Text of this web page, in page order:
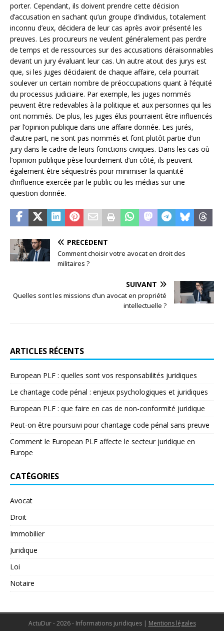
porter. Cependant, ils doivent prendre cette décision
d’accusation en sachant qu’un groupe d’individus, totalement
inconnu d’eux, décidera de leur cas après avoir présenté les
preuves. Les procureurs ne veulent généralement pas perdre
de temps et de ressources sur des accusations déraisonnables
devant un jury évaluant leur cas. Un autre atout des jurys est
que, si les juges décidaient de chaque affaire, cela pourrait
soulever un certain nombre de préoccupations quant à l’équité
du processus judiciaire. Par exemple, les juges nommés
peuvent être redevables à la politique et aux personnes qui les
ont nommés. De plus, les juges élus pourraient être influencés
par l’opinion publique dans une affaire donnée. Les jurés,
d’autre part, ne sont pas nommés et font plutôt partie d’un
jury dans le cadre de leurs fonctions civiques. Dans les cas où
l’opinion publique pèse lourdement d’un côté, ils peuvent
également être séquestrés pour minimiser la quantité
d’influence exercée par le public ou les médias sur une
question donnée.
PRÉCÉDENT
Comment choisir votre avocat en droit des
militaires ?
SUIVANT
Quelles sont les missions d’un avocat en propriété
intellectuelle ?
ARTICLES RÉCENTS
European PLF : quelles sont vos responsabilités juridiques
Le chantage code pénal : enjeux psychologiques et juridiques
European PLF : que faire en cas de non-conformité juridique
Peut-on être poursuivi pour chantage code pénal sans preuve
Comment le European PLF affecte le secteur juridique en
Europe
CATÉGORIES
Avocat
Droit
Immobilier
Juridique
Loi
Notaire
ActuDur - 2026 - Informations juridiques | Mentions légales